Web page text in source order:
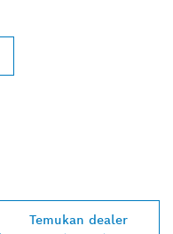
Temukan dealer